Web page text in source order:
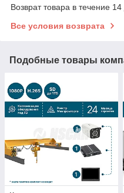
Возврат товара в течение
Все условия возврата
Подобные товары